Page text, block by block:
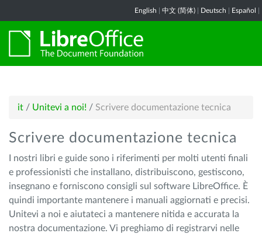
English 中文 (简体) Deutsch Español
it / Unitevi a noi! / Scrivere documentazione tecnica
Scrivere documentazione tecnica
I nostri libri e guide sono i riferimenti per molti utenti finali
e professionisti che installano, distribuiscono, gestiscono,
insegnano e forniscono consigli sul software LibreOffice. È
quindi importante mantenere i manuali aggiornati e precisi.
Unitevi a noi e aiutateci a mantenere nitida e accurata la
nostra documentazione. Vi preghiamo di registrarvi nelle